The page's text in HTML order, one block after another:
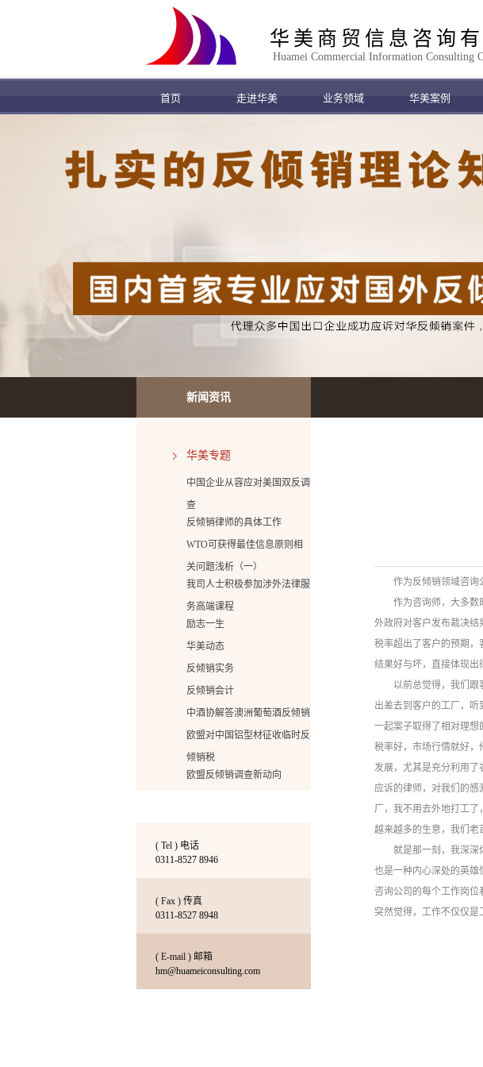
华美商贸信息咨询有
Huamei Commercial Information Consulting
首页 走进华美 业务领域 华美案例
新闻资讯
华美专题
中国企业从容应对美国双反调
查
反倾销律师的具体工作
WTO可获得最佳信息原则相
关问题浅析（一）
我司人士积极参加涉外法律服
务高端课程
励志一生
华美动态
反倾销实务
反倾销会计
中酒协解答澳洲葡萄酒反倾销
欧盟对中国铝型材征收临时反
倾销税
欧盟反倾销调查新动向
倾销诉讼案胜诉的启示
普法反倾销
务啦！
华美增加出国签证办理的新业
床垫反倾销终裁：36家企业税
( Tel ) 电话
0311-8527 8946
( Fax ) 传真
0311-8527 8948
( E-mail ) 邮箱
hm@huameiconsulting.com
作为反倾销领域咨询
作为咨询师，大多数
外政府对客户发布裁决结
税率超出了客户的预期，
结果好与坏，直接体现出
以前总觉得，我们
出差去到客户的工厂，
一起案子取得了相对理想
税率好，市场行情就好，
发展，尤其是充分利用了
应诉的律师，对我们的感
厂，我不用去外地打工
越来越多的生意，我们老
就是那一刻，我深深
也是一种内心深处的英
咨询公司的每个工作岗
突然觉得，工作不仅仅